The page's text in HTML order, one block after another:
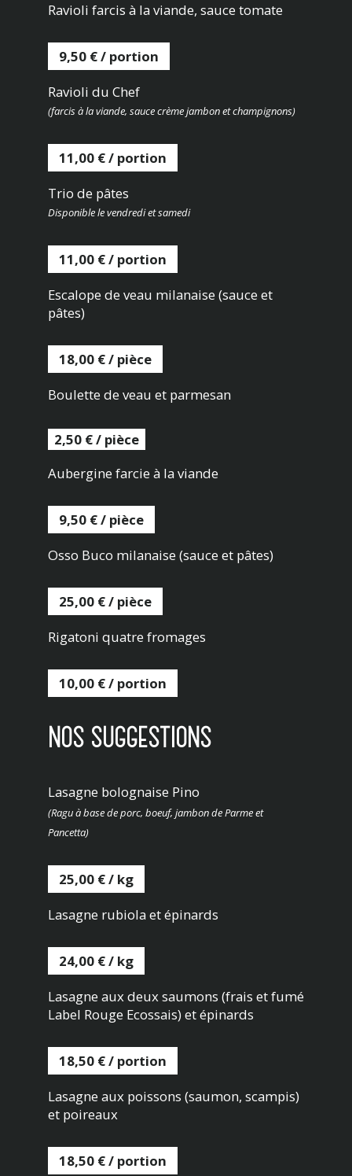
Ravioli farcis à la viande, sauce tomate
9,50 € / portion
Ravioli du Chef
(farcis à la viande, sauce crème jambon et champignons)
11,00 € / portion
Trio de pâtes
Disponible le vendredi et samedi
11,00 € / portion
Escalope de veau milanaise (sauce et
pâtes)
18,00 € / pièce
Boulette de veau et parmesan
2,50 € / pièce
Aubergine farcie à la viande
9,50 € / pièce
Osso Buco milanaise (sauce et pâtes)
25,00 € / pièce
Rigatoni quatre fromages
10,00 € / portion
NOS SUGGESTIONS
Lasagne bolognaise Pino
(Ragu à base de porc, boeuf, jambon de Parme et
Pancetta)
25,00 € / kg
Lasagne rubiola et épinards
24,00 € / kg
Lasagne aux deux saumons (frais et fumé
Label Rouge Ecossais) et épinards
18,50 € / portion
Lasagne aux poissons (saumon, scampis)
et poireaux
18,50 € / portion